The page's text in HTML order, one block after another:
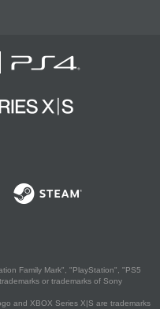
Family Mark", "PlayStation", "PS5
or trademarks of Sony
and XBOX Series X|S are trademarks